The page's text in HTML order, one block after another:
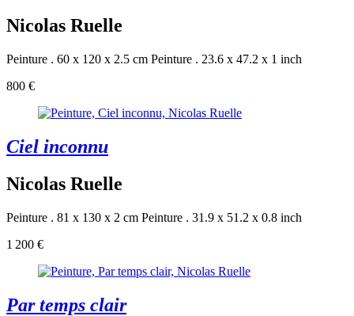
Nicolas Ruelle
Peinture . 60 x 120 x 2.5 cm Peinture . 23.6 x 47.2 x 1 inch
800 €
Ciel inconnu
Nicolas Ruelle
Peinture . 81 x 130 x 2 cm Peinture . 31.9 x 51.2 x 0.8 inch
1 200 €
Par temps clair